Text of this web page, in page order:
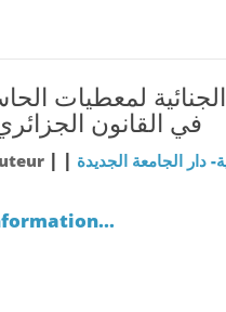
لمعطيات
في القانون
| دار الجامعة الجديدة |